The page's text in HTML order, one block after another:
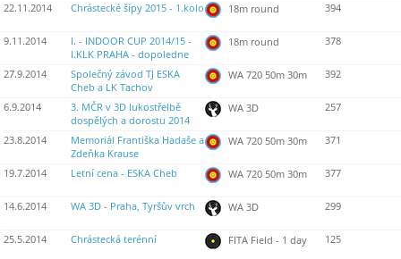
22.11.2014 Chrástecké šípy 2015 - 1.kolo 18m round 394
9.11.2014
I. - INDOOR CUP 2014/15 -
I.KLK PRAHA - dopoledne
18m round 378
27.9.2014
Společný závod TJ ESKA
Cheb a LK Tachov
WA 720 50m 30m 392
6.9.2014
3. MČR v 3D lukostřelbě
dospělých a dorostu 2014
WA 3D 257
23.8.2014
Memoriál Františka Hadaše a
Zdeňka Krause
WA 720 50m 30m 371
19.7.2014 Letní cena - ESKA Cheb WA 720 50m 30m 377
14.6.2014 WA 3D - Praha, Tyršův vrch WA 3D 299
25.5.2014 Chrástecká terénní FITA Field - 1 day 125